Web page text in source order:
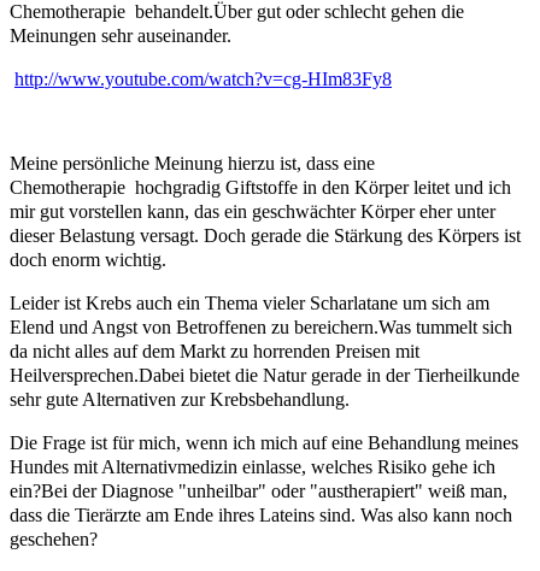
Chemotherapie behandelt.Über gut oder schlecht gehen die
Meinungen sehr auseinander.
http://www.youtube.com/watch?v=cg-HIm83Fy8
Meine persönliche Meinung hierzu ist, dass eine
Chemotherapie hochgradig Giftstoffe in den Körper leitet und ich
mir gut vorstellen kann, das ein geschwächter Körper eher unter
dieser Belastung versagt. Doch gerade die Stärkung des Körpers ist
doch enorm wichtig.
Leider ist Krebs auch ein Thema vieler Scharlatane um sich am
Elend und Angst von Betroffenen zu bereichern.Was tummelt sich
da nicht alles auf dem Markt zu horrenden Preisen mit
Heilversprechen.Dabei bietet die Natur gerade in der Tierheilkunde
sehr gute Alternativen zur Krebsbehandlung.
Die Frage ist für mich, wenn ich mich auf eine Behandlung meines
Hundes mit Alternativmedizin einlasse, welches Risiko gehe ich
ein?Bei der Diagnose "unheilbar" oder "austherapiert" weiß man,
dass die Tierärzte am Ende ihres Lateins sind. Was also kann noch
geschehen?